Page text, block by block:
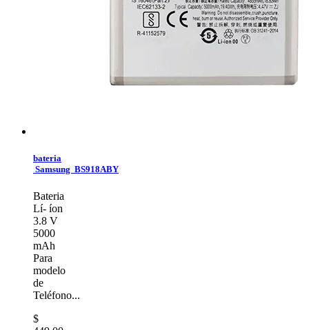
bateria
Samsung BS918ABY
Bateria
Lí- íon
3.8 V
5000
mAh
Para
modelo
de
Teléfono...
$